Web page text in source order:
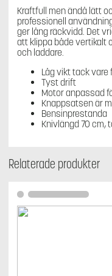
Kraftfull men ändå lätt
professionell
ger lång räckvidd. Det
att klippa både vertikalt
och laddare.
Låg vikt tack
Tyst drift
Motor anpassad
Knappsatsen är
Bensinprestanda
Knivlängd 70 cm,
Relaterade produkter